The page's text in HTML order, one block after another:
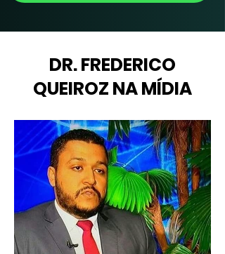
DR. FREDERICO
QUEIROZ NA MÍDIA